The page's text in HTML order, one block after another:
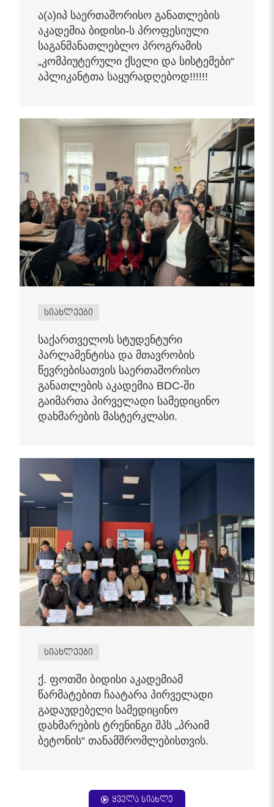
ა(ა)იპ საერთაშორისო განათლების
აკადემია ბიდისი-ს პროფესიული
საგანმანათლებლო პროგრამის
„კომპიუტერული ქსელი და სისტემები“
აპლიკანტთა საყურადღებოდ!!!!!!
სიახლეები
საქართველოს სტუდენტური
პარლამენტისა და მთავრობის
წევრებისათვის საერთაშორისო
განათლების აკადემია BDC-ში
გაიმართა პირველადი სამედიცინო
დახმარების მასტერკლასი.
სიახლეები
ქ. ფოთში ბიდისი აკადემიამ
წარმატებით ჩაატარა პირველადი
გადაუდებელი სამედიცინო
დახმარების ტრენინგი შპს „პრაიმ
ბეტონის“ თანამშრომლებისთვის.
ყველა სიახლე